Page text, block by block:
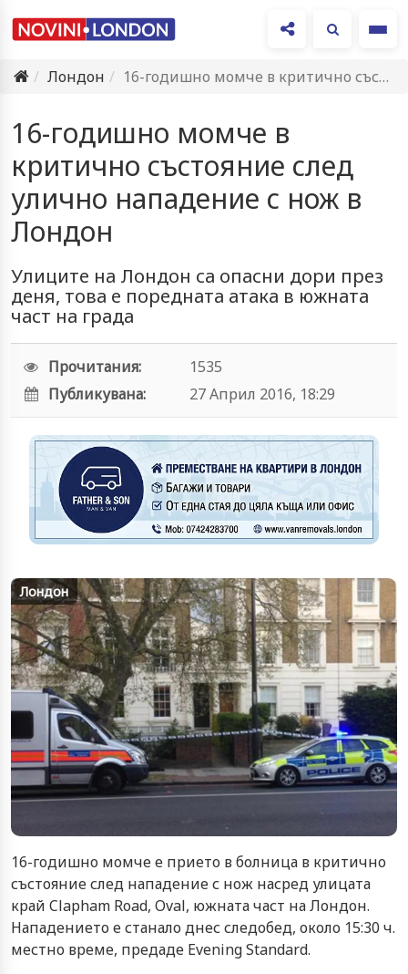
Лондон
16-годишно момче в критично състояние след улично нападение с нож…
16-годишно момче в
критично състояние след
улично нападение с нож в
Лондон
Улиците на Лондон са опасни дори през
деня, това е поредната атака в южната
част на града
Прочитания:
1535
Публикувана:
27 Април 2016, 18:29
Лондон
16-годишно момче е прието в болница в критично
състояние след нападение с нож насред улицата
край Clapham Road, Oval, южната част на Лондон.
Нападението е станало днес следобед, около 15:30 ч.
местно време, предаде Evening Standard.